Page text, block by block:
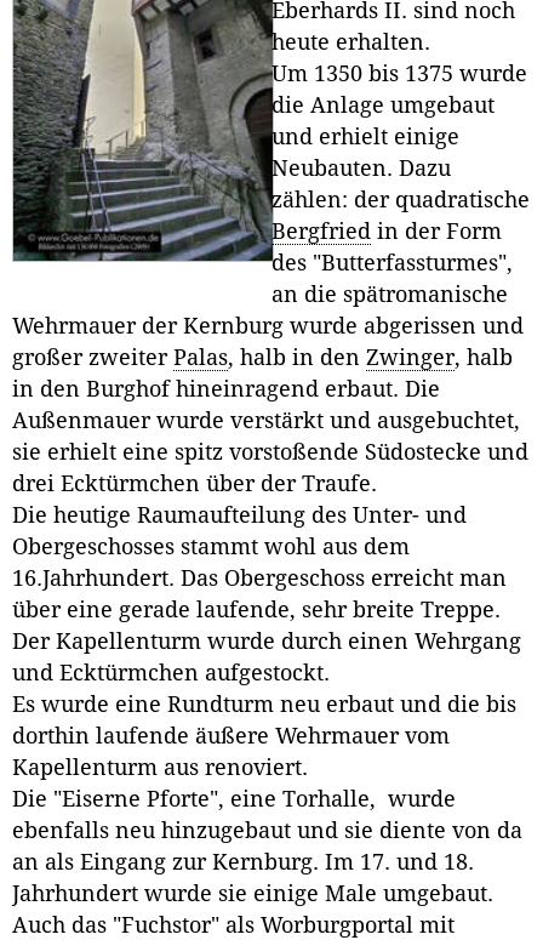
Eberhards II. sind noch
heute erhalten.
Um 1350 bis 1375 wurde
die Anlage umgebaut
und erhielt einige
Neubauten. Dazu
zählen: der quadratische
Bergfried in der Form
des "Butterfassturmes",
an die spätromanische
Wehrmauer der Kernburg wurde abgerissen und
großer zweiter Palas, halb in den Zwinger, halb
in den Burghof hineinragend erbaut. Die
Außenmauer wurde verstärkt und ausgebuchtet,
sie erhielt eine spitz vorstoßende Südostecke und
drei Ecktürmchen über der Traufe.
Die heutige Raumaufteilung des Unter- und
Obergeschosses stammt wohl aus dem
16.Jahrhundert. Das Obergeschoss erreicht man
über eine gerade laufende, sehr breite Treppe.
Der Kapellenturm wurde durch einen Wehrgang
und Ecktürmchen aufgestockt.
Es wurde eine Rundturm neu erbaut und die bis
dorthin laufende äußere Wehrmauer vom
Kapellenturm aus renoviert.
Die "Eiserne Pforte", eine Torhalle, wurde
ebenfalls neu hinzugebaut und sie diente von da
an als Eingang zur Kernburg. Im 17. und 18.
Jahrhundert wurde sie einige Male umgebaut.
Auch das "Fuchstor" als Worburgportal mit